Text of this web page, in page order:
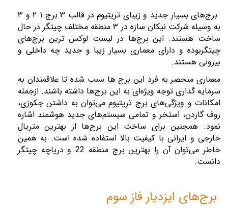
برج‌های بسیار جدید و زیبای تریتیوم در قالب ۳برج۱ ۲ و ۳
به وسیله شرکت نیکان سازه در ۳منطقه مختلف چیتگر در حال
ساخت هستند. این برج‌ها در لیست لوکس ترین برج‌های
چیتگربوده و دارای معماری بسیار زیبا و جدید چه داخلی و
بیرونی هستند.
معماری منحصر به ‌فرد این برج ها سبب شده تا علاقمندان به
سرمایه‌ گذاری توجه ویژه‌ای به این برج‌ها داشته باشند. ازجمله
امکانات و ویژگی‌های برج تریتیوم می‌توان به داشتن جکوزی،
روف گاردن، استخر و تمامی سیستم‌های جدید هوشمند اشاره
نمود. همچنین برای ساخت این برج‌ها از بهترین متریال
خارجی و ایرانی با کیفیت بالا استفاده‌ شده است. به‌ همین
خاطر می‌توان آن را بهترین برج منطقه 22 و دریاچه چیتگر
دانست.
برج‌های ایزدیار فاز سوم